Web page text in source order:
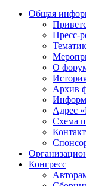
Общая
Пресс-
О
Архив
Адрес
Схема
Конгресс